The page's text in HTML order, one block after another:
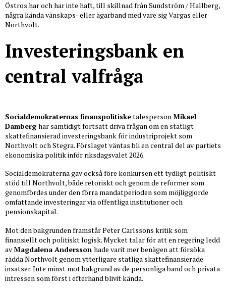
Östros har och har inte haft, till skillnad från Sundström / Hallberg,
några kända vänskaps- eller ägarband med vare sig Vargas eller
Northvolt.
Investeringsbank en
central valfråga
Socialdemokraternas finanspolitisketalespersonMikael
Damberg har samtidigt fortsatt driva frågan om en statligt
skattefinansierad investeringsbank för industriprojekt som
Northvolt och Stegra. Förslaget väntas bli en central del av partiets
ekonomiska politik inför riksdagsvalet 2026.
Socialdemokraterna gav också före konkursen ett tydligt politiskt
stöd till Northvolt, både retoriskt och genom de reformer som
genomfördes under den förra mandatperioden som möjliggjorde
omfattande investeringar via offentliga institutioner och
pensionskapital.
Mot den bakgrunden framstår Peter Carlssons kritik som
finansiellt och politiskt logisk. Mycket talar för att en regering ledd
avMagdalena Andersson hade varit mer benägen att försöka
rädda Northvolt genom ytterligare statliga skattefinansierade
insatser. Inte minst mot bakgrund av de personliga band och privata
intressen som först i efterhand blivit kända.